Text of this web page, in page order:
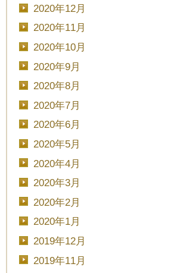
2020年12月
2020年11月
2020年10月
2020年9月
2020年8月
2020年7月
2020年6月
2020年5月
2020年4月
2020年3月
2020年2月
2020年1月
2019年12月
2019年11月